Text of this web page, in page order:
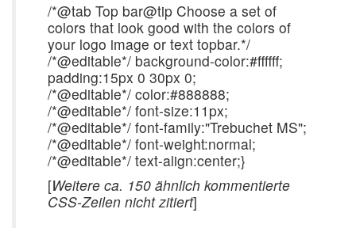
/*@tab Top bar@tip Choose a set of
colors that look good with the colors of
your logo image or text topbar.*/
/*@editable*/ background-color:#ffffff;
padding:15px 0 30px 0;
/*@editable*/ color:#888888;
/*@editable*/ font-size:11px;
/*@editable*/ font-family:"Trebuchet MS";
/*@editable*/ font-weight:normal;
/*@editable*/ text-align:center;}
[Weitere ca. 150 ähnlich kommentierte
CSS-Zeilen nicht zitiert]